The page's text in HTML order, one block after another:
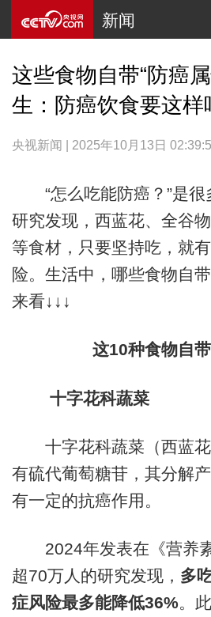
新闻
这些食物自带“防癌
生：防癌饮食要这样
央视新闻 | 2025年10月13日
“怎么吃能防癌？”是很
研究发现，西蓝花、全谷
等食材，只要坚持吃，就
险。生活中，哪些食物自
来看↓↓↓
这10种食物自带
十字花科蔬菜
十字花科蔬菜（西蓝花
有硫代葡萄糖苷，其分解
有一定的抗癌作用。
2024年发表在《营养素
超70万人的研究发现， 多
症风险最多能降低36%。